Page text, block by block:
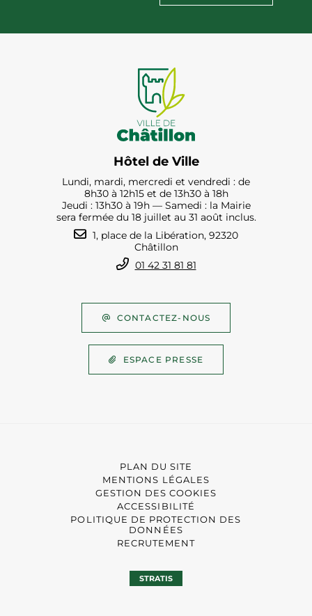
Hôtel de Ville
Lundi, mardi, mercredi et vendredi : de
8h30 à 12h15 et de 13h30 à 18h
Jeudi : 13h30 à 19h — Samedi : la Mairie
sera fermée du 18 juillet au 31 août inclus.
1, place de la Libération, 92320
Châtillon
01 42 31 81 81
CONTACTEZ-NOUS
ESPACE PRESSE
PLAN DU SITE
MENTIONS LÉGALES
GESTION DES COOKIES
ACCESSIBILITÉ
POLITIQUE DE PROTECTION DES
DONNÉES
RECRUTEMENT
STRATIS